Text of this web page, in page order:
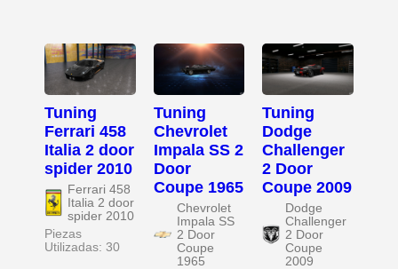
Tuning
Ferrari 458
Italia 2 door
spider 2010
Ferrari 458
Italia 2 door
spider 2010
Piezas
Utilizadas: 30
Tuning
Chevrolet
Impala SS 2
Door
Coupe 1965
Chevrolet
Impala SS
2 Door
Coupe
1965
Tuning
Dodge
Challenger
2 Door
Coupe 2009
Dodge
Challenger
2 Door
Coupe
2009